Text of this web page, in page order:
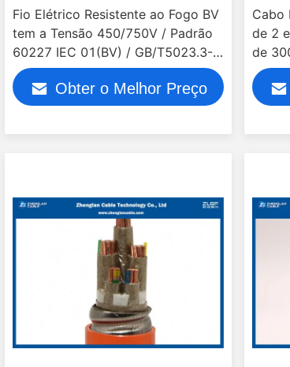
Fio Elétrico Resistente ao Fogo BV
tem a Tensão 450/750V / Padrão
60227 IEC 01(BV) / GB/T5023.3-
2008
Obter o Melhor Preço
Cabo
de 2
de
e